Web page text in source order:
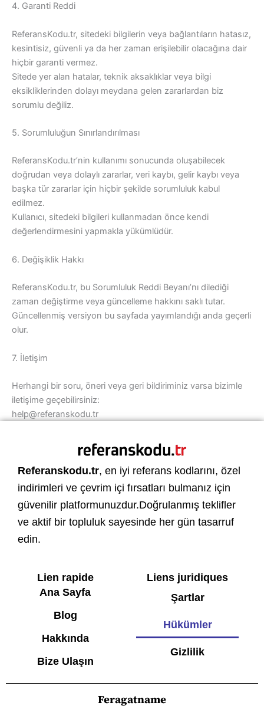
4. Garanti Reddi
ReferansKodu.tr, sitedeki bilgilerin veya bağlantıların hatasız,
kesintisiz, güvenli ya da her zaman erişilebilir olacağına dair
hiçbir garanti vermez.
Sitede yer alan hatalar, teknik aksaklıklar veya bilgi
eksikliklerinden dolayı meydana gelen zararlardan biz
sorumlu değiliz.
5. Sorumluluğun Sınırlandırılması
ReferansKodu.tr’nin kullanımı sonucunda oluşabilecek
doğrudan veya dolaylı zararlar, veri kaybı, gelir kaybı veya
başka tür zararlar için hiçbir şekilde sorumluluk kabul
edilmez.
Kullanıcı, sitedeki bilgileri kullanmadan önce kendi
değerlendirmesini yapmakla yükümlüdür.
6. Değişiklik Hakkı
ReferansKodu.tr, bu Sorumluluk Reddi Beyanı’nı dilediği
zaman değiştirme veya güncelleme hakkını saklı tutar.
Güncellenmiş versiyon bu sayfada yayımlandığı anda geçerli
olur.
7. İletişim
Herhangi bir soru, öneri veya geri bildiriminiz varsa bizimle
iletişime geçebilirsiniz:
help@referanskodu.tr
Referanskodu.tr, en iyi referans kodlarını, özel
indirimleri ve çevrim içi fırsatları bulmanız için
güvenilir platformunuzdur.Doğrulanmış teklifler
ve aktif bir topluluk sayesinde her gün tasarruf
edin.
Lien rapide
Ana Sayfa
Blog
Hakkında
Bize Ulaşın
Liens juridiques
Şartlar
Hükümler
Gizlilik
Feragatname